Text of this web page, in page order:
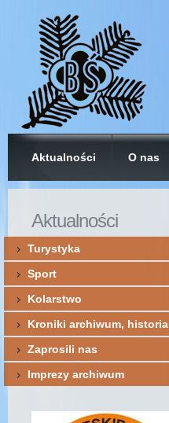
Aktualności O nas
Aktualności
Turystyka
Sport
Kolarstwo
Kroniki archiwum, historia
Zaprosili nas
Imprezy archiwum